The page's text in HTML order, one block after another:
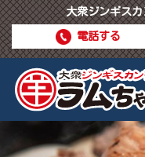
大衆ジンギス
電話する